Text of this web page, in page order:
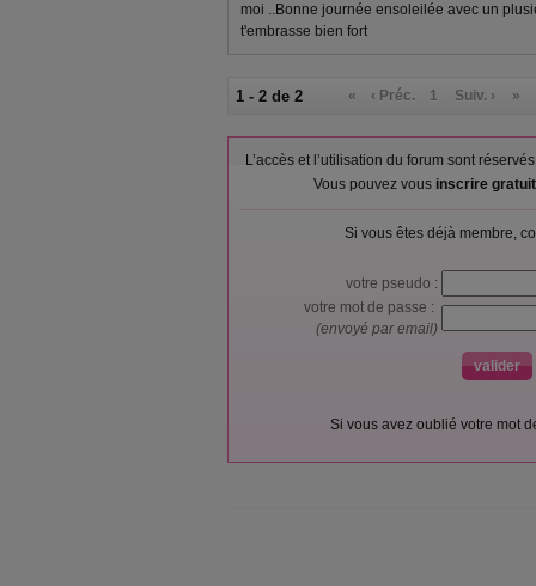
moi ..Bonne journée ensoleilée avec un
t'embrasse bien fort
1 - 2 de 2 « ‹ Préc. 1 Suiv. › »
L’accès et l’utilisation du forum sont
Vous pouvez vous inscrire
Si vous êtes déjà membre,
votre pseudo :
votre mot de passe :
(envoyé par email)
Si vous avez oublié votre mot